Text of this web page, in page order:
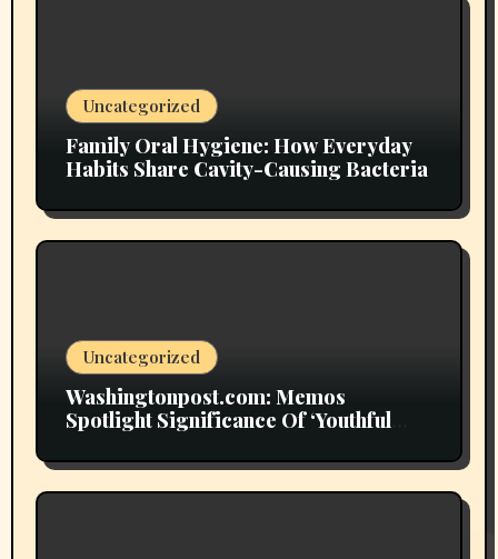
Uncategorized
Family Oral Hygiene: How Everyday
Habits Share Cavity-Causing Bacteria
Uncategorized
Washingtonpost.com: Memos
Spotlight Significance Of ‘Youthful